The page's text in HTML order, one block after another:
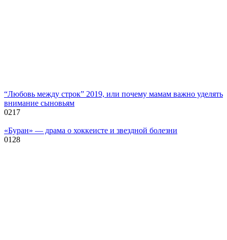
“Любовь между строк” 2019, или почему мамам важно уделять
внимание сыновьям
0217
«Буран» — драма о хоккеисте и звездной болезни
0128